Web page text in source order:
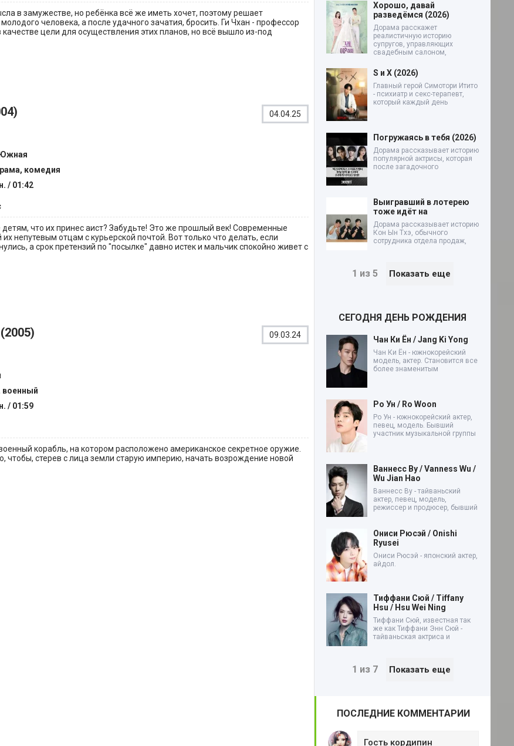
в замужестве, но ребёнка всё же иметь хочет, поэтому решает
человека, а после удачного зачатия, бросить. Ги Чхан - профессор
цели для осуществления этих планов, но всё вышло из-под
04.04.25
комедия
/ 01:42
что их принес аист? Забудьте! Это же прошлый век! Современные
непутевым отцам с курьерской почтой. Вот только что делать, если
а срок претензий по "посылке" давно истек и мальчик спокойно живет с
09.03.24
военный
/ 01:59
корабль, на котором расположено американское секретное оружие.
чтобы, стерев с лица земли старую империю, начать возрождение новой
Хорошо, давай
разведёмся (2026)
Дорама расскажет
реалистичную историю
супругов, управляющих
свадебным салоном,
S и X (2026)
Главный герой Симотори Итито
- психиатр и секс-терапевт,
который каждый день
Погружаясь в тебя (2026)
Дорама рассказывает историю
популярной актрисы, которая
после загадочного
Выигравший в лотерею
тоже идёт на
Дорама рассказывает историю
Кон Ын Тхэ, обычного
сотрудника отдела продаж,
1 из 5 Показать еще
СЕГОДНЯ ДЕНЬ РОЖДЕНИЯ
Чан Ки Ён / Jang Ki Yong
Чан Ки Ён - южнокорейский
модель, актер. Становится все
более знаменитым
Ро Ун / Ro Woon
Ро Ун - южнокорейский актер,
певец, модель. Бывший
участник музыкальной группы
Ваннесс Ву / Vanness Wu /
Wu Jian Hao
Ваннесс Ву - тайваньский
актер, певец, модель,
режиссер и продюсер, бывший
Ониси Рюсэй / Onishi
Ryusei
Ониси Рюсэй - японский актер,
айдол.
Тиффани Сюй / Tiffany
Hsu / Hsu Wei Ning
Тиффани Сюй, известная так
же как Тиффани Энн Сюй -
тайваньская актриса и
1 из 7 Показать еще
ПОСЛЕДНИЕ КОММЕНТАРИИ
Гость кордипин